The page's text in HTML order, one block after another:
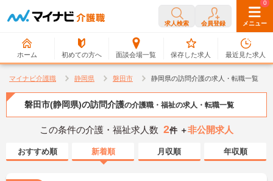
求人検索 会員登録 メニュー
ホーム 初めての方へ 面談会場一覧
0
保存した求人
0
最近見た求人
マイナビ介護職 静岡県 磐田市 静岡県の訪問介護の求人・転職一覧
磐田市(静岡県)の訪問介護の介護職・福祉の求人・転職一覧
この条件の介護・福祉求人数 2件 ＋非公開求人
おすすめ順 新着順 月収順 年収順